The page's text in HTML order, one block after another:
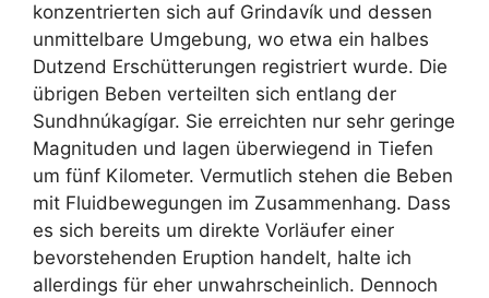
konzentrierten sich auf Grindavík und dessen
unmittelbare Umgebung, wo etwa ein halbes
Dutzend Erschütterungen registriert wurde. Die
übrigen Beben verteilten sich entlang der
Sundhnúkagígar. Sie erreichten nur sehr geringe
Magnituden und lagen überwiegend in Tiefen
um fünf Kilometer. Vermutlich stehen die Beben
mit Fluidbewegungen im Zusammenhang. Dass
es sich bereits um direkte Vorläufer einer
bevorstehenden Eruption handelt, halte ich
allerdings für eher unwahrscheinlich. Dennoch